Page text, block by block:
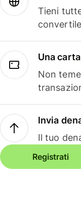
Tieni
Una
Non
Invia
Il tuo
Registrati